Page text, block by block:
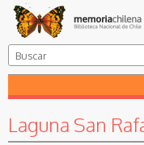
Laguna San